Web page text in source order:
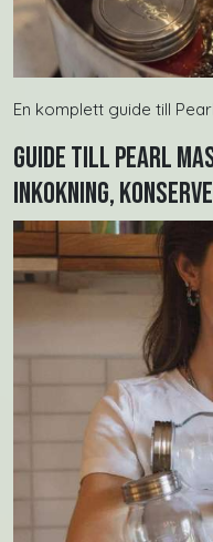
En komplett guide till
Guide till Pearl
inkokning,